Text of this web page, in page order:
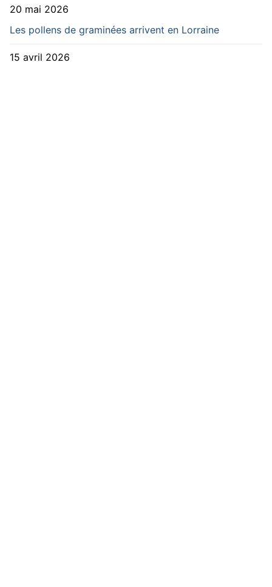
20 mai 2026
Les pollens de graminées arrivent en Lorraine
15 avril 2026